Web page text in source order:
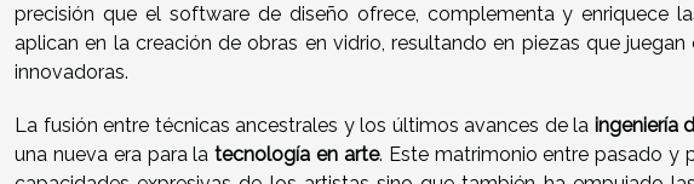
precisión que el software de diseño ofrece, complementa y enriquece
aplican en la creación de obras en vidrio, resultando en piezas que
innovadoras.
La fusión entre técnicas ancestrales y los últimos avances de la ingeniería
una nueva era para latecnología en arte. Este matrimonio entre pasado y